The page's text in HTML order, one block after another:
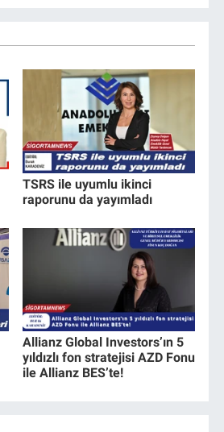
TSRS ile uyumlu ikinci
raporunu da yayımladı
Allianz Global Investors’ın 5
yıldızlı fon stratejisi AZD Fonu
ile Allianz BES’te!